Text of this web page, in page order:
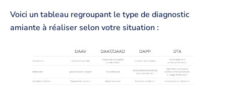
Voici un tableau regroupant le type de diagnostic
amiante à réaliser selon votre situation :